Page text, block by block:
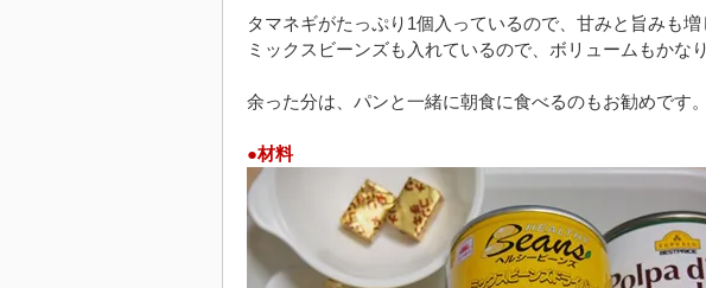
タマネギがたっぷり1個入っているので、甘みと旨みも増
ミックスビーンズも入れているので、ボリュームもかな
余った分は、パンと一緒に朝食に食べるのもお勧めです。
●材料